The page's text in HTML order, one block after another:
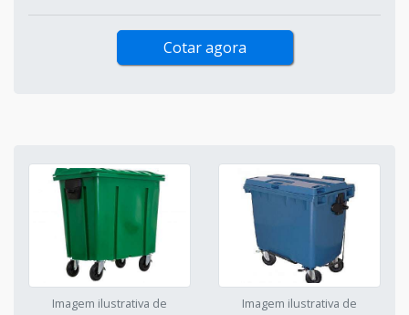
Cotar agora
Imagem ilustrativa de
Imagem ilustrativa de